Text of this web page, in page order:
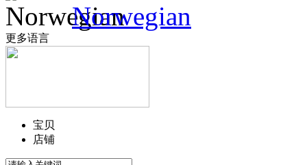
Norwegian
更多语言
宝贝
店铺